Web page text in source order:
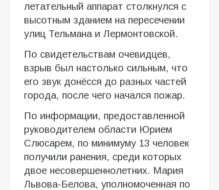
летательный аппарат столкнулся с
высотным зданием на пересечении
улиц Тельмана и Лермонтовской.
По свидетельствам очевидцев,
взрыв был настолько сильным, что
его звук донёсся до разных частей
города, после чего начался пожар.
По информации, предоставленной
руководителем области Юрием
Слюсарем, по минимуму 13 человек
получили ранения, среди которых
двое несовершеннолетних. Мария
Львова-Белова, уполномоченная по